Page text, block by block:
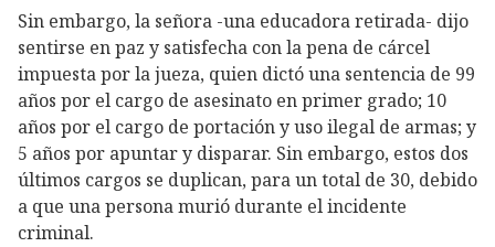
Sin embargo, la señora -una educadora retirada- dijo
sentirse en paz y satisfecha con la pena de cárcel
impuesta por la jueza, quien dictó una sentencia de 99
años por el cargo de asesinato en primer grado; 10
años por el cargo de portación y uso ilegal de armas; y
5 años por apuntar y disparar. Sin embargo, estos dos
últimos cargos se duplican, para un total de 30, debido
a que una persona murió durante el incidente
criminal.